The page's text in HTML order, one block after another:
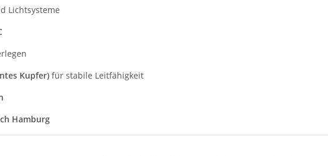
Lichtsysteme
Kupfer) für stabile Leitfähigkeit
Hamburg